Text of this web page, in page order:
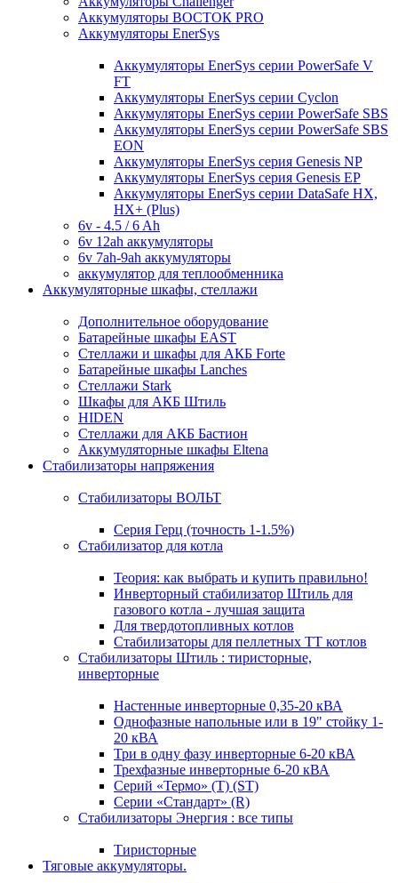
Аккумуляторы ВОСТОК PRO
Аккумуляторы EnerSys
Аккумуляторы EnerSys серии PowerSafe V
FT
Аккумуляторы EnerSys серии Cyclon
Аккумуляторы EnerSys серии PowerSafe SBS
Аккумуляторы EnerSys серии PowerSafe SBS
EON
Аккумуляторы EnerSys серия Genesis NP
Аккумуляторы EnerSys серия Genesis EP
Аккумуляторы EnerSys серии DataSafe HX,
HX+ (Plus)
6v - 4.5 / 6 Ah
6v 12ah аккумуляторы
6v 7ah-9ah аккумуляторы
аккумулятор для теплообменника
Аккумуляторные шкафы, стеллажи
Дополнительное оборудование
Батарейные шкафы EAST
Стеллажи и шкафы для АКБ Forte
Батарейные шкафы Lanches
Стеллажи Stark
Шкафы для АКБ Штиль
HIDEN
Стеллажи для АКБ Бастион
Аккумуляторные шкафы Eltena
Стабилизаторы напряжения
Стабилизаторы ВОЛЬТ
Серия Герц (точность 1-1.5%)
Стабилизатор для котла
Теория: как выбрать и купить правильно!
Инверторный стабилизатор Штиль для
газового котла - лучшая защита
Для твердотопливных котлов
Стабилизаторы для пеллетных ТТ котлов
Стабилизаторы Штиль : тиристорные,
инверторные
Настенные инверторные 0,35-20 кВА
Однофазные напольные или в 19" стойку 1-
20 кВА
Три в одну фазу инверторные 6-20 кВА
Трехфазные инверторные 6-20 кВА
Серий «Термо» (T) (ST)
Серии «Стандарт» (R)
Стабилизаторы Энергия : все типы
Тиристорные
Тяговые аккумуляторы.